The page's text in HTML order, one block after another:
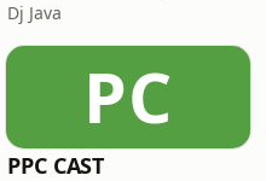
Dj Java
PC
PPC CAST